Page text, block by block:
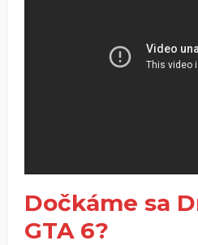
Dočkáme sa
GTA 6?